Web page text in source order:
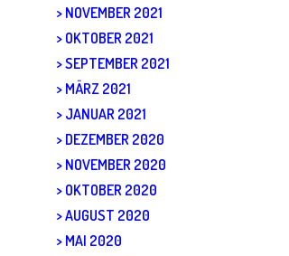
NOVEMBER 2021
OKTOBER 2021
SEPTEMBER 2021
MÄRZ 2021
JANUAR 2021
DEZEMBER 2020
NOVEMBER 2020
OKTOBER 2020
AUGUST 2020
MAI 2020